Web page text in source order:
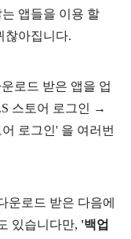
앱들을 이용 할
찮아집니다.
로드 받은 앱을 업
스토어 로그인 →
로그인' 을 여러번
운로드 받은 다음에
있습니다만, '백업